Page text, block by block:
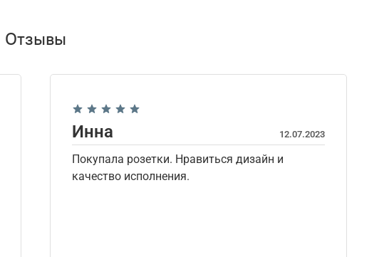
Отзывы
Инна 12.07.2023
Покупала розетки. Нравиться дизайн и
качество исполнения.